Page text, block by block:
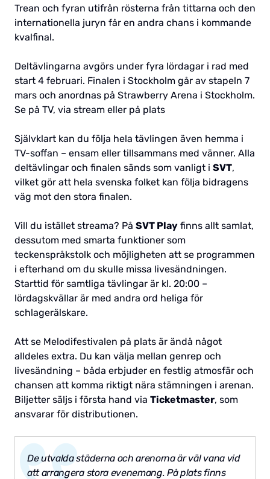
Trean och fyran utifrån rösterna från tittarna och den
internationella juryn får en andra chans i kommande
kvalfinal.
Deltävlingarna avgörs under fyra lördagar i rad med
start 4 februari. Finalen i Stockholm går av stapeln 7
mars och anordnas på Strawberry Arena i Stockholm.
Se på TV, via stream eller på plats
Självklart kan du följa hela tävlingen även hemma i
TV-soffan – ensam eller tillsammans med vänner. Alla
deltävlingar och finalen sänds som vanligt i SVT,
vilket gör att hela svenska folket kan följa bidragens
väg mot den stora finalen.
Vill du istället streama? På SVT Play finns allt samlat,
dessutom med smarta funktioner som
teckenspråkstolk och möjligheten att se programmen
i efterhand om du skulle missa livesändningen.
Starttid för samtliga tävlingar är kl. 20:00 –
lördagskvällar är med andra ord heliga för
schlagerälskare.
Att se Melodifestivalen på plats är ändå något
alldeles extra. Du kan välja mellan genrep och
livesändning – båda erbjuder en festlig atmosfär och
chansen att komma riktigt nära stämningen i arenan.
Biljetter säljs i första hand via Ticketmaster, som
ansvarar för distributionen.
De utvalda städerna och arenorna är väl vana vid
att arrangera stora evenemang. På plats finns